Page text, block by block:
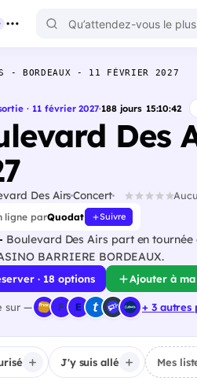
- BORDEAUX - 11 FÉVRIER 2027
· 11 février 2027·188jours 15:10:41
Des
Des AirsConcert
ligne parQuodat Suivre
Boulevard Des Airs part en
BARRIERE BORDEAUX.
· 18 options Ajouter à
sur — + 3 autres
J'y suis allé Mes